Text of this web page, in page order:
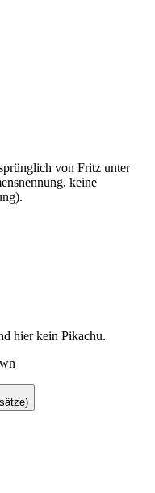
von Fritz unter
keine
hier kein Pikachu.